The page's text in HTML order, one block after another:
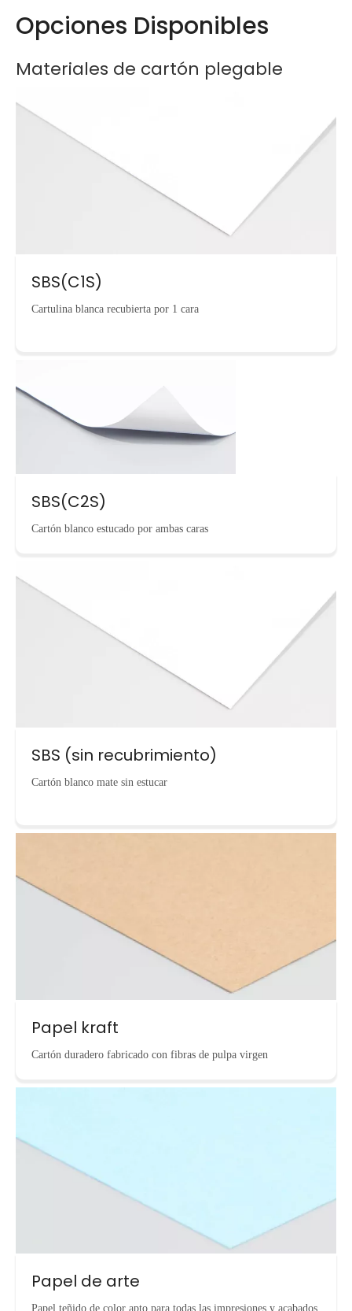
Opciones Disponibles
Materiales de cartón plegable
SBS(C1S)
Cartulina blanca recubierta por 1 cara
SBS(C2S)
Cartón blanco estucado por ambas caras
SBS (sin recubrimiento)
Cartón blanco mate sin estucar
Papel kraft
Cartón duradero fabricado con fibras de pulpa virgen
Papel de arte
Papel teñido de color apto para todas las impresiones y acabados